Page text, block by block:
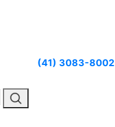
(41) 3083-8002